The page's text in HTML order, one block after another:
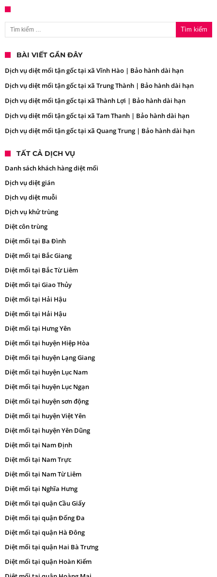
Tìm kiếm cho:
BÀI VIẾT GẦN ĐÂY
Dịch vụ diệt mối tận gốc tại xã Vĩnh Hào | Bảo hành dài hạn
Dịch vụ diệt mối tận gốc tại xã Trung Thành | Bảo hành dài hạn
Dịch vụ diệt mối tận gốc tại xã Thành Lợi | Bảo hành dài hạn
Dịch vụ diệt mối tận gốc tại xã Tam Thanh | Bảo hành dài hạn
Dịch vụ diệt mối tận gốc tại xã Quang Trung | Bảo hành dài hạn
TẤT CẢ DỊCH VỤ
Danh sách khách hàng diệt mối
Dịch vụ diệt gián
Dịch vụ diệt muỗi
Dịch vụ khử trùng
Diệt côn trùng
Diệt mối tại Ba Đình
Diệt mối tại Bắc Giang
Diệt mối tại Bắc Từ Liêm
Diệt mối tại Giao Thủy
Diệt mối tại Hải Hậu
Diệt mối tại Hải Hậu
Diệt mối tại Hưng Yên
Diệt mối tại huyện Hiệp Hòa
Diệt mối tại huyện Lạng Giang
Diệt mối tại huyện Lục Nam
Diệt mối tại huyện Lục Ngạn
Diệt mối tại huyện sơn động
Diệt mối tại huyện Việt Yên
Diệt mối tại huyện Yên Dũng
Diệt mối tại Nam Định
Diệt mối tại Nam Trực
Diệt mối tại Nam Từ Liêm
Diệt mối tại Nghĩa Hưng
Diệt mối tại quận Cầu Giấy
Diệt mối tại quận Đống Đa
Diệt mối tại quận Hà Đông
Diệt mối tại quận Hai Bà Trưng
Diệt mối tại quận Hoàn Kiếm